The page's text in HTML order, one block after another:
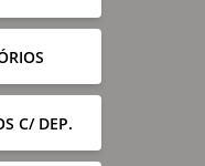
C/ DEP.